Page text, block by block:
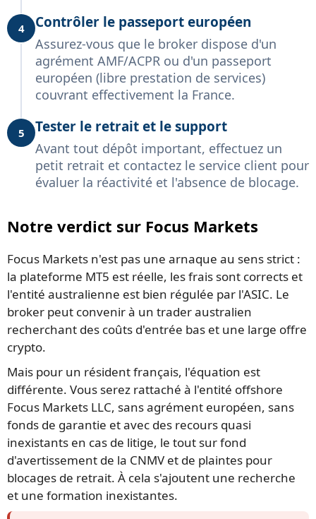
4 Contrôler le passeport européen
Assurez-vous que le broker dispose d'un
agrément AMF/ACPR ou d'un passeport
européen (libre prestation de services)
couvrant effectivement la France.
5 Tester le retrait et le support
Avant tout dépôt important, effectuez un
petit retrait et contactez le service client pour
évaluer la réactivité et l'absence de blocage.
Notre verdict sur Focus Markets
Focus Markets n'est pas une arnaque au sens strict :
la plateforme MT5 est réelle, les frais sont corrects et
l'entité australienne est bien régulée par l'ASIC. Le
broker peut convenir à un trader australien
recherchant des coûts d'entrée bas et une large offre
crypto.
Mais pour un résident français, l'équation est
différente. Vous serez rattaché à l'entité offshore
Focus Markets LLC, sans agrément européen, sans
fonds de garantie et avec des recours quasi
inexistants en cas de litige, le tout sur fond
d'avertissement de la CNMV et de plaintes pour
blocages de retrait. À cela s'ajoutent une recherche
et une formation inexistantes.